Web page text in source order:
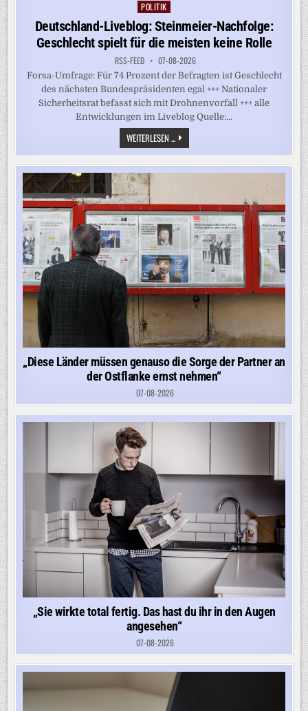
Posted
POLITIK
Deutschland-Liveblog: Steinmeier-Nachfolge:
Geschlecht spielt für die meisten keine Rolle
RSS-FEED 07-08-2026
Forsa-Umfrage: Für 74 Prozent der Befragten ist Geschlecht
des nächsten Bundespräsidenten egal +++ Nationaler
Sicherheitsrat befasst sich mit Drohnenvorfall +++ alle
Entwicklungen im Liveblog Quelle:...
WEITERLESEN ...DEUTSCHLAND-
LIVEBLOG:
STEINMEIER-
NACHFOLGE:
GESCHLECHT
MEISTEN
KEINE
ROLLE
„Diese Länder müssen genauso die Sorge der Partner an
der Ostflanke ernst nehmen“
07-08-2026
„Sie wirkte total fertig. Das hast du ihr in den Augen
angesehen“
07-08-2026